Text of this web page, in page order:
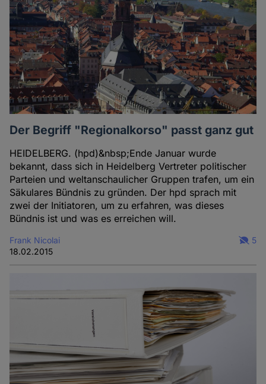
Der Begriff "Regionalkorso" passt ganz gut
HEIDELBERG. (hpd)&nbsp;Ende Januar wurde
bekannt, dass sich in Heidelberg Vertreter politischer
Parteien und weltanschaulicher Gruppen trafen, um ein
Säkulares Bündnis zu gründen. Der hpd sprach mit
zwei der Initiatoren, um zu erfahren, was dieses
Bündnis ist und was es erreichen will.
Frank Nicolai
18.02.2015
5